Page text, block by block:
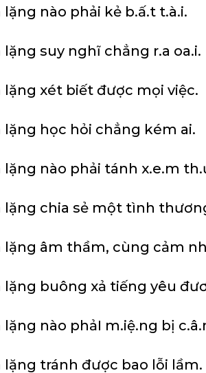
lặng nào phải kẻ b.ấ.t t.à.i.
lặng suy nghĩ chẳng r.a oa.i.
lặng xét biết được mọi việc.
lặng học hỏi chẳng kém ai.
lặng nào phải tánh x.e.m
lặng chia sẻ một tình
lặng âm thầm, cùng cảm
lặng buông xả tiếng yêu
lặng nào phảI m.iệ.ng bị
lặng tránh được bao lỗi lầm.